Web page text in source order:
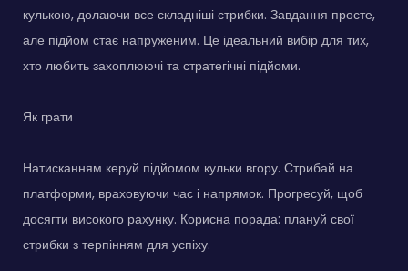
кулькою, долаючи все складніші стрибки. Завдання просте,
але підйом стає напруженим. Це ідеальний вибір для тих,
хто любить захоплюючі та стратегічні підйоми.
Як грати
Натисканням керуй підйомом кульки вгору. Стрибай на
платформи, враховуючи час і напрямок. Прогресуй, щоб
досягти високого рахунку. Корисна порада: плануй свої
стрибки з терпінням для успіху.